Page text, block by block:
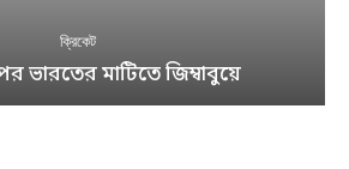
ক্রিকেট
ভারতের মাটিতে জিম্বাবুয়ে